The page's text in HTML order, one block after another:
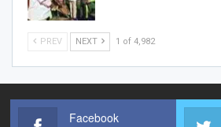
PREV NEXT 1 of 4,982
Facebook